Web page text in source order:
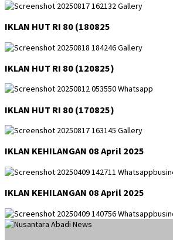
IKLAN HUT RI 80 (180825
IKLAN HUT RI 80 (120825)
IKLAN HUT RI 80 (170825)
IKLAN KEHILANGAN 08 April 2025
IKLAN KEHILANGAN 08 April 2025